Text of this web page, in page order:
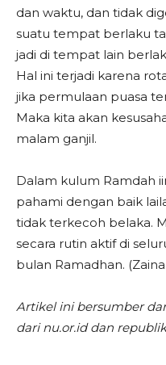
dan waktu, dan tidak
suatu tempat berlaku
jadi di tempat lain
Hal ini terjadi karena
jika permulaan puasa
Maka kita akan
malam ganjil.
Dalam kulum Ramdah
pahami dengan baik
tidak terkecoh belaka.
secara rutin aktif di
bulan Ramadhan.
Artikel ini bersumber
dari nu.or.id dan